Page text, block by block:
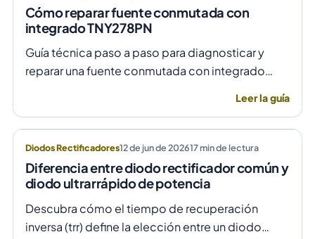
Cómo reparar fuente conmutada con
integrado TNY278PN
Guía técnica paso a paso para diagnosticar y
reparar una fuente conmutada con integrado
Leer la guía
Diodos Rectificadores12 de jun de 202617min de lectura
Diferencia entre diodo rectificador común y
diodo ultrarrápido de potencia
Descubra cómo el tiempo de recuperación
inversa (trr) define la elección entre un diodo